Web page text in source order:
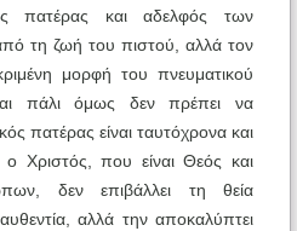
πατέρας και αδελφός των
τη ζωή του πιστού, αλλά τον
μορφή του πνευματικού
πάλι όμως δεν πρέπει να
πατέρας είναι ταυτόχρονα και
Χριστός, που είναι Θεός και
δεν επιβάλλει τη θεία
αλλά την αποκαλύπτει